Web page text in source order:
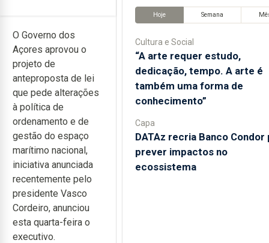
O Governo dos
Açores aprovou o
projeto de
anteproposta de lei
que pede alterações
à política de
ordenamento e de
gestão do espaço
marítimo nacional,
iniciativa anunciada
recentemente pelo
presidente Vasco
Cordeiro, anunciou
esta quarta-feira o
executivo.
Hoje Semana
Cultura e Social
“A arte requer estudo,
dedicação, tempo. A arte é
também uma forma de
conhecimento”
Capa
DATAz recria Banco Condor
prever impactos no
ecossistema